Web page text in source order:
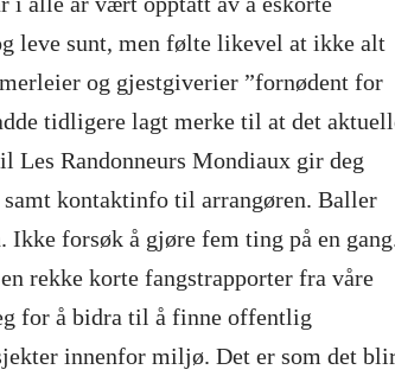
leve sunt, men følte likevel at ikke alt
og gjestgiverier ”fornødent for
tidligere lagt merke til at det
Les Randonneurs Mondiaux gir deg
kontaktinfo til arrangøren. Baller
Ikke forsøk å gjøre fem ting på en
rekke korte fangstrapporter fra våre
for å bidra til å finne offentlig
innenfor miljø. Det er som det